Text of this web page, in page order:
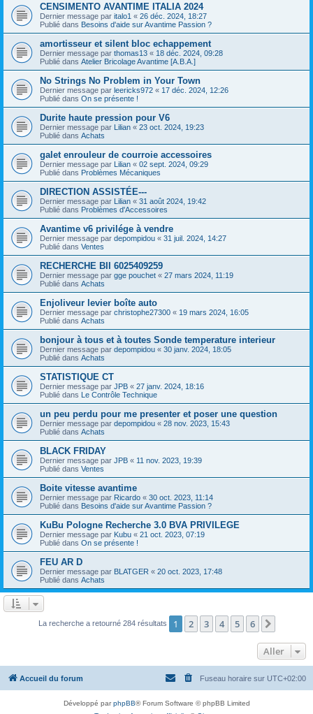
CENSIMENTO AVANTIME ITALIA 2024
Dernier message par italo1 « 26 déc. 2024, 18:27
Publié dans Besoins d'aide sur Avantime Passion ?
amortisseur et silent bloc echappement
Dernier message par thomas13 « 18 déc. 2024, 09:28
Publié dans Atelier Bricolage Avantime [A.B.A.]
No Strings No Problem in Your Town
Dernier message par leericks972 « 17 déc. 2024, 12:26
Publié dans On se présente !
Durite haute pression pour V6
Dernier message par Lilian « 23 oct. 2024, 19:23
Publié dans Achats
galet enrouleur de courroie accessoires
Dernier message par Lilian « 02 sept. 2024, 09:29
Publié dans Problèmes Mécaniques
DIRECTION ASSISTÉE---
Dernier message par Lilian « 31 août 2024, 19:42
Publié dans Problèmes d'Accessoires
Avantime v6 privilége à vendre
Dernier message par depompidou « 31 juil. 2024, 14:27
Publié dans Ventes
RECHERCHE BII 6025409259
Dernier message par gge pouchet « 27 mars 2024, 11:19
Publié dans Achats
Enjoliveur levier boîte auto
Dernier message par christophe27300 « 19 mars 2024, 16:05
Publié dans Achats
bonjour à tous et à toutes Sonde temperature interieur
Dernier message par depompidou « 30 janv. 2024, 18:05
Publié dans Achats
STATISTIQUE CT
Dernier message par JPB « 27 janv. 2024, 18:16
Publié dans Le Contrôle Technique
un peu perdu pour me presenter et poser une question
Dernier message par depompidou « 28 nov. 2023, 15:43
Publié dans Achats
BLACK FRIDAY
Dernier message par JPB « 11 nov. 2023, 19:39
Publié dans Ventes
Boite vitesse avantime
Dernier message par Ricardo « 30 oct. 2023, 11:14
Publié dans Besoins d'aide sur Avantime Passion ?
KuBu Pologne Recherche 3.0 BVA PRIVILEGE
Dernier message par Kubu « 21 oct. 2023, 07:19
Publié dans On se présente !
FEU AR D
Dernier message par BLATGER « 20 oct. 2023, 17:48
Publié dans Achats
La recherche a retourné 284 résultats 1 2 3 4 5 6
Aller
Accueil du forum Fuseau horaire sur UTC+02:00
Développé parphpBB® Forum Software © phpBB Limited